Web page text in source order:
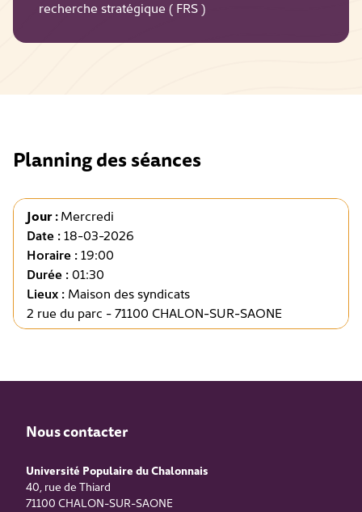
recherche stratégique ( FRS )
Planning des séances
Jour :Mercredi
Date :18-03-2026
Horaire :19:00
Durée :01:30
Lieux : Maison des syndicats
2 rue du parc - 71100 CHALON-SUR-SAONE
Nous contacter
Université Populaire du Chalonnais
40, rue de Thiard
71100 CHALON-SUR-SAONE